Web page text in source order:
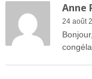
Anne
24 août